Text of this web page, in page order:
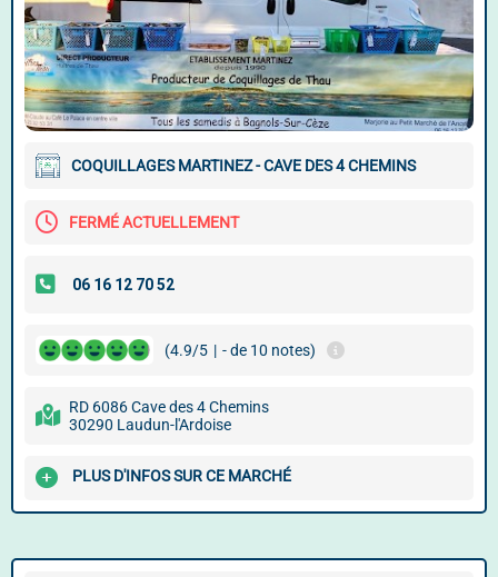
COQUILLAGES MARTINEZ - CAVE DES 4 CHEMINS
FERMÉ ACTUELLEMENT
(4.9/5 | - de 10 notes)
RD 6086 Cave des 4 Chemins
30290 Laudun-l'Ardoise
PLUS D'INFOS SUR CE MARCHÉ